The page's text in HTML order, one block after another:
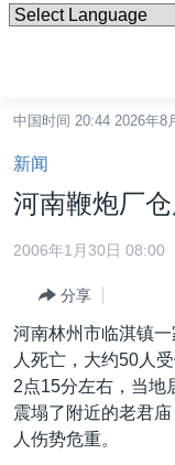
碍
链
接
跳
转
容
转
到
航
港澳
国际
最新国际新闻
印太
分类新闻
经济·金融·贸易
美中关系
中国时间 20:44 2026年8
新闻
河南鞭炮厂
2006年1月30日 08:00
分享
河南林州市临淇镇
人死亡，大约50人
2点15分左右，当地
震塌了附近的老君
人伤势危重。